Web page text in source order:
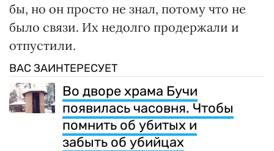
бы, но он просто не знал, потому что не
было связи. Их недолго продержали и
отпустили.
ВАС ЗАИНТЕРЕСУЕТ
Во дворе храма Бучи
появилась часовня. Чтобы
помнить об убитых и
забыть об убийцах